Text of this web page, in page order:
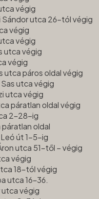
végig
Sándor utca 26-tól végig
végig
végig
utca végig
végig
utca páros oldal végig
utca végig
utca végig
páratlan oldal végig
2-28-ig
oldal
Leó út 1-5-ig
utca 51-től – végig
végig
18-tól végig
utca 16-36.
végig